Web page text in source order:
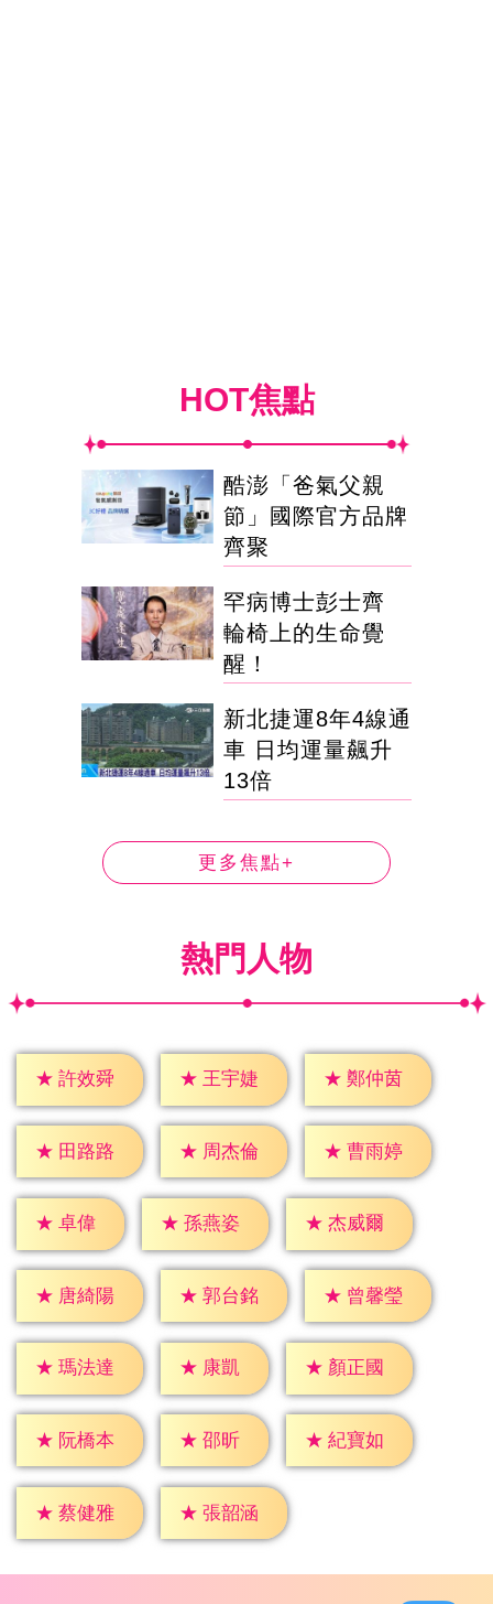
HOT焦點
酷澎「爸氣父親
節」國際官方品牌
齊聚
罕病博士彭士齊
輪椅上的生命覺
醒！
新北捷運8年4線通
車 日均運量飆升
13倍
更多焦點+
熱門人物
★ 許效舜 ★ 王宇婕 ★ 鄭仲茵
★ 田路路 ★ 周杰倫 ★ 曹雨婷
★ 卓偉 ★ 孫燕姿 ★ 杰威爾
★ 唐綺陽 ★ 郭台銘 ★ 曾馨瑩
★ 瑪法達 ★ 康凱 ★ 顏正國
★ 阮橋本 ★ 邵昕 ★ 紀寶如
★ 蔡健雅 ★ 張韶涵